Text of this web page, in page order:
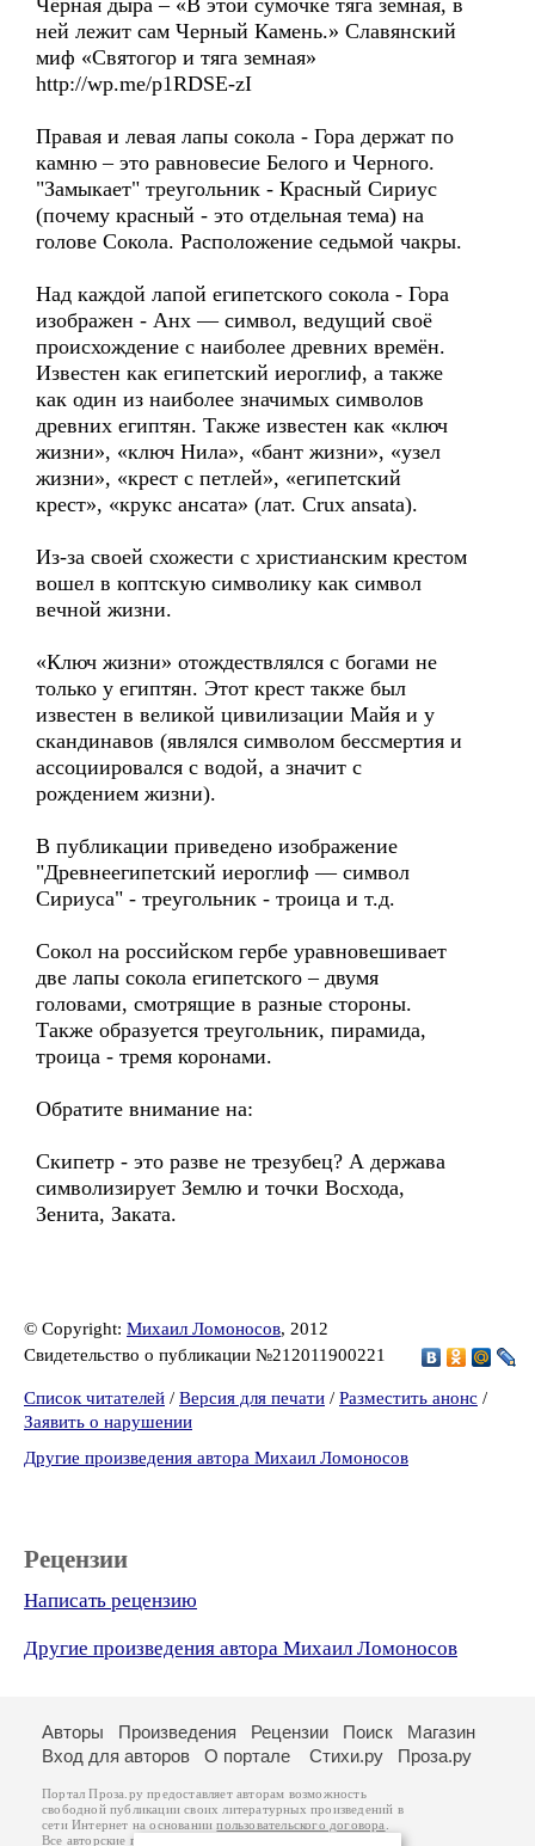
Чёрная дыра – «В этой сумочке тяга земная, в
ней лежит сам Черный Камень.» Славянский
миф «Святогор и тяга земная»
http://wp.me/p1RDSE-zI
Правая и левая лапы сокола - Гора держат по
камню – это равновесие Белого и Черного.
"Замыкает" треугольник - Красный Сириус
(почему красный - это отдельная тема) на
голове Сокола. Расположение седьмой чакры.
Над каждой лапой египетского сокола - Гора
изображен - Анх — символ, ведущий своё
происхождение с наиболее древних времён.
Известен как египетский иероглиф, а также
как один из наиболее значимых символов
древних египтян. Также известен как «ключ
жизни», «ключ Нила», «бант жизни», «узел
жизни», «крест с петлей», «египетский
крест», «крукс ансата» (лат. Crux ansata).
Из-за своей схожести с христианским крестом
вошел в коптскую символику как символ
вечной жизни.
«Ключ жизни» отождествлялся с богами не
только у египтян. Этот крест также был
известен в великой цивилизации Майя и у
скандинавов (являлся символом бессмертия и
ассоциировался с водой, а значит с
рождением жизни).
В публикации приведено изображение
"Древнеегипетский иероглиф — символ
Сириуса" - треугольник - троица и т.д.
Сокол на российском гербе уравновешивает
две лапы сокола египетского – двумя
головами, смотрящие в разные стороны.
Также образуется треугольник, пирамида,
троица - тремя коронами.
Обратите внимание на:
Скипетр - это разве не трезубец? А держава
символизирует Землю и точки Восхода,
Зенита, Заката.
© Copyright: Михаил Ломоносов, 2012
Свидетельство о публикации №212011900221
Список читателей / Версия для печати / Разместить анонс /
Заявить о нарушении
Другие произведения автора Михаил Ломоносов
Рецензии
Написать рецензию
Другие произведения автора Михаил Ломоносов
Авторы Произведения Рецензии Поиск
Магазин
Вход для авторов
О портале Стихи.ру Проза.ру
Портал Проза.ру предоставляет авторам возможность
свободной публикации своих литературных произведений в
сети Интернет на основаниипользовательского договора
Все авторские права на произведения принадлежат авторам